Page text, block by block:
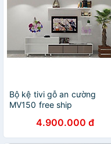
Bộ kệ tivi gỗ an cường
MV150 free ship
4.900.000 đ